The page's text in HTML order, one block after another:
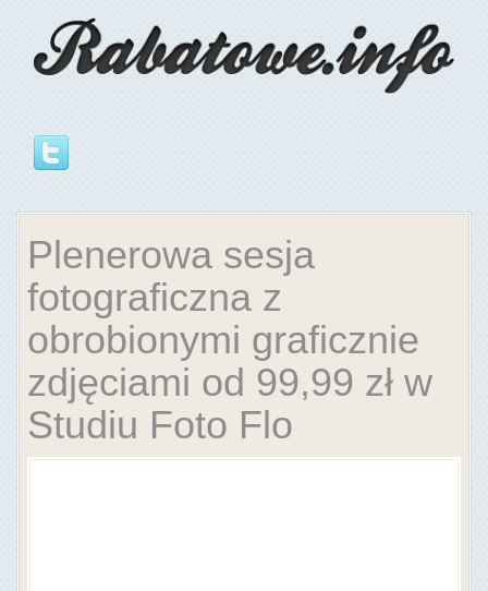
Plenerowa sesja
fotograficzna z
obrobionymi graficznie
zdjęciami od 99,99 zł w
Studiu Foto Flo